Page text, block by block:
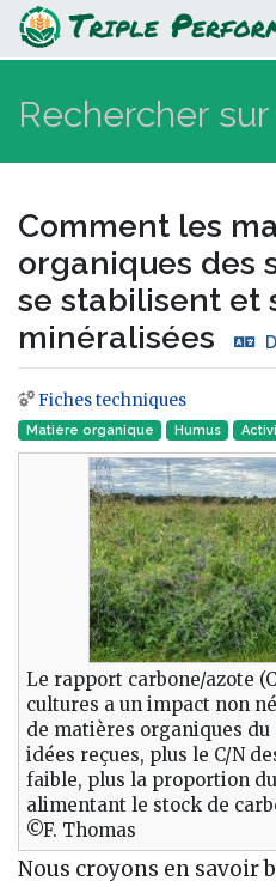
Comment les
des sols se
et sont
Comment les
organiques des
se stabilisent et
minéralisées
Aller à :navigation
Fiches techniques
Matière organique Humus
Le rapport carbone/azote
cultures a un impact non
de matières organiques
idées reçues, plus le C/N
faible, plus la proportion
alimentant le stock de
©F. Thomas
Nous croyons en savoir